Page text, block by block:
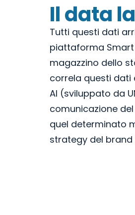
Il data
Tutti questi dati
piattaforma
magazzino dello
correla questi dati
AI (sviluppato da
comunicazione
quel determinato
strategy del brand